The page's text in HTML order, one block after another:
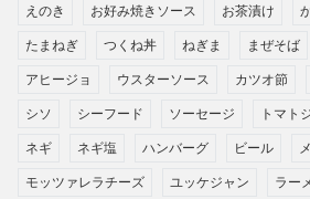
えのき お好み焼きソース お茶漬け
たまねぎ つくね丼 ねぎま まぜそば
アヒージョ ウスターソース カツオ節
シソ シーフード ソーセージ トマト
ネギ ネギ塩 ハンバーグ ビール
モッツァレラチーズ ユッケジャン ラー